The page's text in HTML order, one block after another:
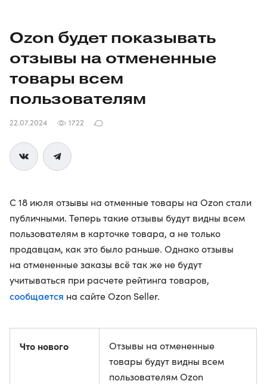
Ozon будет показывать
отзывы на отмененные
товары всем
пользователям
22.07.2024 1722
С 18 июля отзывы на отменные товары на Ozon стали
публичными. Теперь такие отзывы будут видны всем
пользователям в карточке товара, а не только
продавцам, как это было раньше. Однако отзывы
на отмененные заказы всё так же не будут
учитываться при расчете рейтинга товаров,
сообщается на сайте Ozon Seller.
Что нового
Отзывы на отмененные
товары будут видны всем
пользователям Ozon